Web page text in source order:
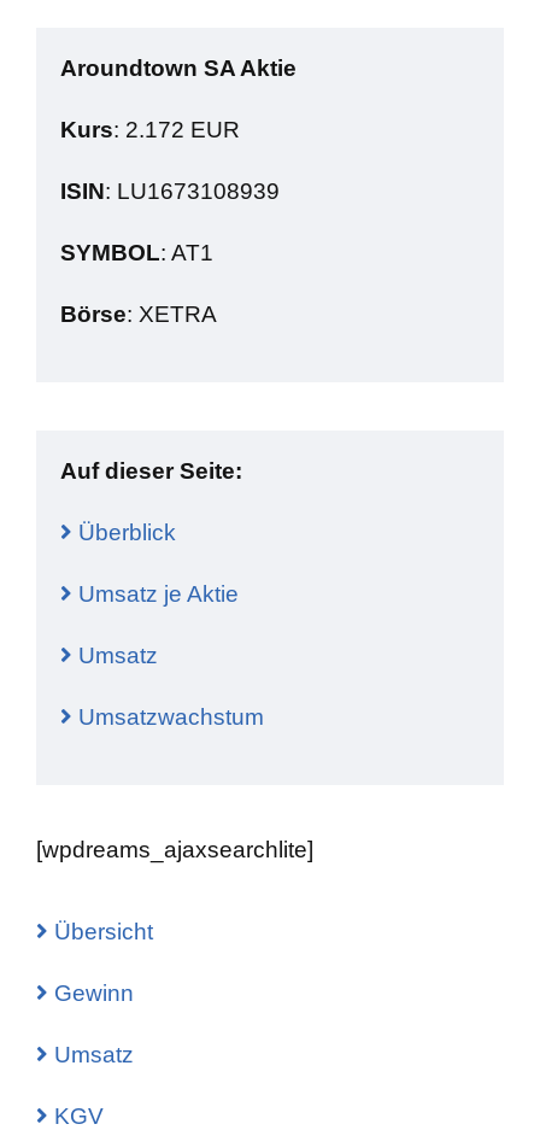
Aroundtown SA Aktie
Kurs: 2.172 EUR
ISIN: LU1673108939
SYMBOL: AT1
Börse: XETRA
Auf dieser Seite:
Überblick
Umsatz je Aktie
Umsatz
Umsatzwachstum
[wpdreams_ajaxsearchlite]
Übersicht
Gewinn
Umsatz
KGV